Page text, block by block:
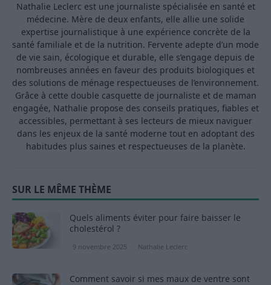
Nathalie Leclerc est une journaliste spécialisée en santé et
médecine. Mère de deux enfants, elle allie une solide
expertise journalistique à une expérience concrète de la
santé familiale et de la nutrition. Fervente adepte d’un mode
de vie sain, écologique et durable, elle s’engage depuis de
nombreuses années en faveur des produits biologiques et
des solutions de ménage respectueuses de l’environnement.
Grâce à cette double casquette de journaliste et de maman
engagée, Nathalie propose des conseils pratiques, fiables et
accessibles, permettant à ses lecteurs de mieux naviguer
dans les enjeux de la santé moderne tout en adoptant des
habitudes plus saines et respectueuses de la planète.
SUR LE MÊME THÈME
Quels aliments éviter pour faire baisser le
cholestérol ?
9 novembre 2025 Nathalie Leclerc
Comment savoir si mes maux de ventre sont